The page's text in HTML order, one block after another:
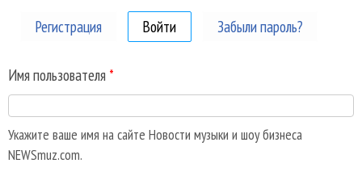
Регистрация Войти (активная вкладка)
Забыли пароль?
Имя пользователя *
Укажите ваше имя на сайте Новости музыки и шоу бизнеса
NEWSmuz.com.